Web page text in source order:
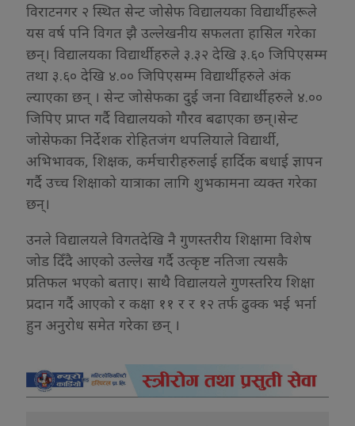
विराटनगर २ स्थित सेन्ट जोसेफ विद्यालयका विद्यार्थीहरूले
यस वर्ष पनि विगत झै उल्लेखनीय सफलता हासिल गरेका
छन्। विद्यालयका विद्यार्थीहरुले ३.३२ देखि ३.६० जिपिएसम्म
तथा ३.६० देखि ४.०० जिपिएसम्म विद्यार्थीहरुले अंक
ल्याएका छन् । सेन्ट जोसेफका दुई जना विद्यार्थीहरुले ४.००
जिपिए प्राप्त गर्दै विद्यालयको गौरव बढाएका छन्।सेन्ट
जोसेफका निर्देशक रोहितजंग थपलियाले विद्यार्थी,
अभिभावक, शिक्षक, कर्मचारीहरुलाई हार्दिक बधाई ज्ञापन
गर्दै उच्च शिक्षाको यात्राका लागि शुभकामना व्यक्त गरेका
छन्।
उनले विद्यालयले विगतदेखि नै गुणस्तरीय शिक्षामा विशेष
जोड दिँदै आएको उल्लेख गर्दै उत्कृष्ट नतिजा त्यसकै
प्रतिफल भएको बताए। साथै विद्यालयले गुणस्तरिय शिक्षा
प्रदान गर्दै आएको र कक्षा ११ र र १२ तर्फ ढुक्क भई भर्ना
हुन अनुरोध समेत गरेका छन् ।